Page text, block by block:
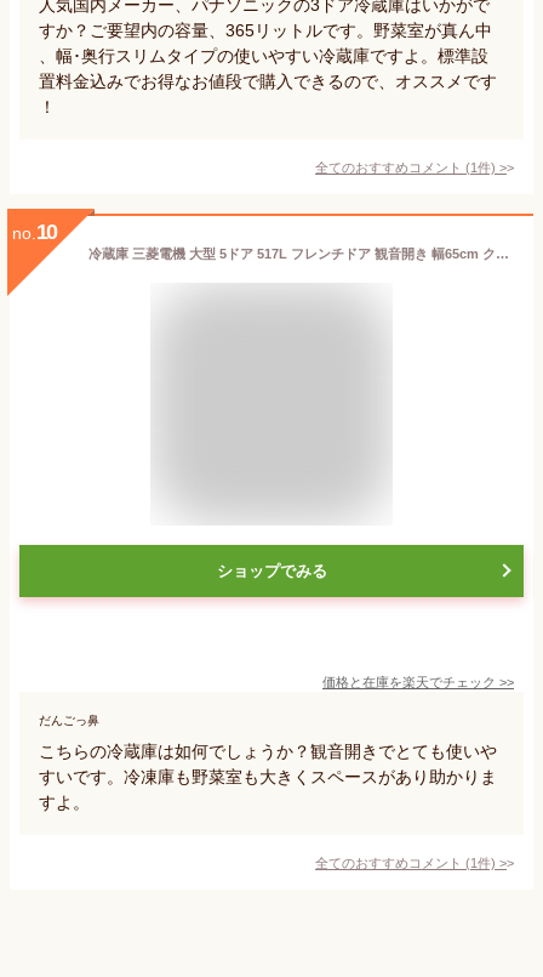
人気国内メーカー、パナソニックの3ドア冷蔵庫はいかがで
すか？ご要望内の容量、365リットルです。野菜室が真ん中
、幅･奥行スリムタイプの使いやすい冷蔵庫ですよ。標準設
置料金込みでお得なお値段で購入できるので、オススメです
！
全てのおすすめコメント (1件) >
no. 10
冷蔵庫 三菱電機 大型 5ドア 517L フレンチドア 観音開き 幅65cm クリスタルホワイト 置けるスマート大容量 WXシリーズ MR-WX52F-W
ショップでみる
価格と在庫を楽天でチェック >>
だんごっ鼻
こちらの冷蔵庫は如何でしょうか？観音開きでとても使いや
すいです。冷凍庫も野菜室も大きくスペースがあり助かりま
すよ。
全てのおすすめコメント (1件) >